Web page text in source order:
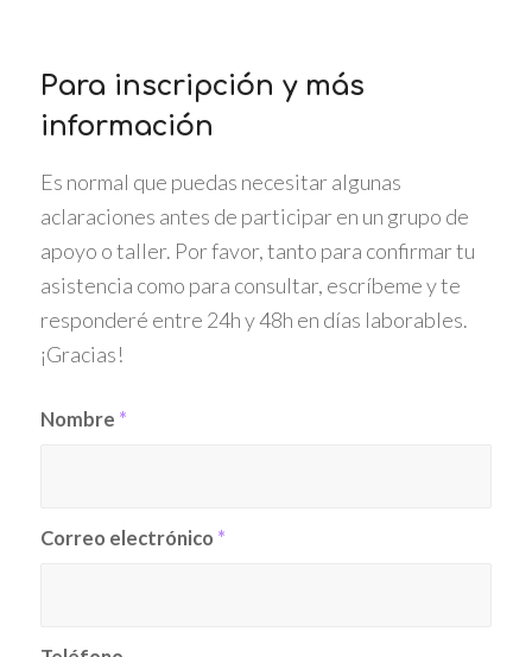
Para inscripción y más
información
Es normal que puedas necesitar algunas
aclaraciones antes de participar en un grupo de
apoyo o taller. Por favor, tanto para confirmar tu
asistencia como para consultar, escríbeme y te
responderé entre 24h y 48h en días laborables.
¡Gracias!
Nombre *
Correo electrónico *